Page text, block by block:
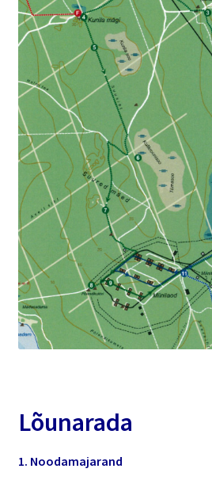
Lõunarada
1. Noodamajarand